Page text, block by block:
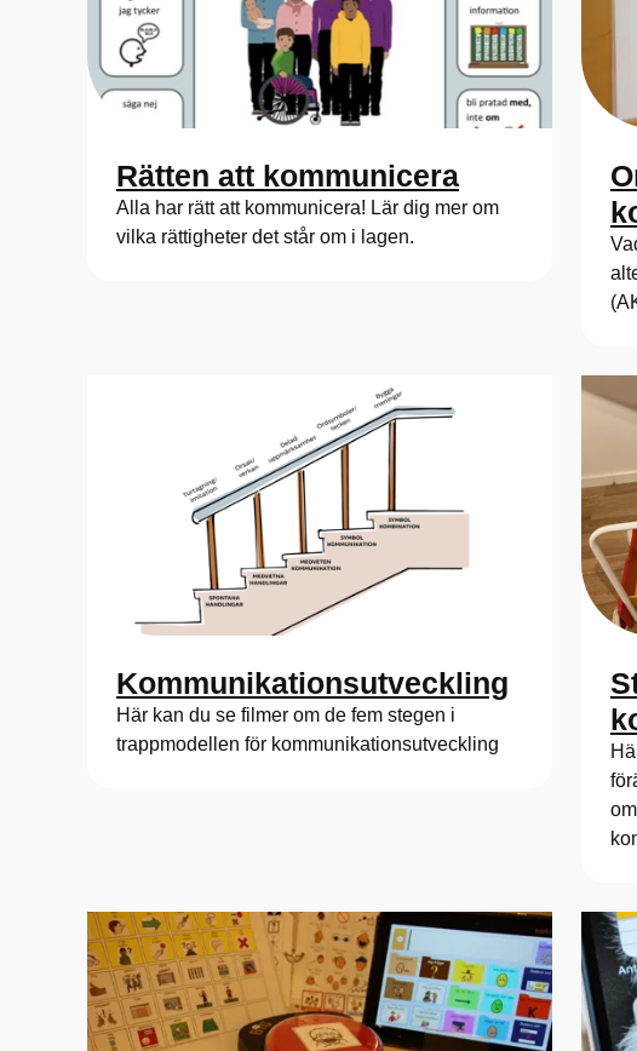
Rätten att kommunicera
Alla har rätt att kommunicera! Lär dig mer om
vilka rättigheter det står om i lagen.
Kommunikationsutveckling
Här kan du se filmer om de fem stegen i
trappmodellen för kommunikationsutveckling